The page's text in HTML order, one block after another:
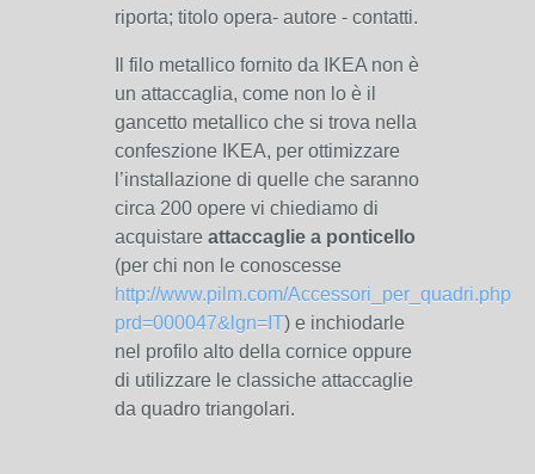
riporta; titolo opera- autore - contatti.
Il filo metallico fornito da IKEA non è
un attaccaglia, come non lo è il
gancetto metallico che si trova nella
confeszione IKEA, per ottimizzare
l’installazione di quelle che saranno
circa 200 opere vi chiediamo di
acquistare attaccaglie a ponticello
(per chi non le conoscesse
http://www.pilm.com/Accessori_per_quadri.php?
prd=000047&lgn=IT) e inchiodarle
nel profilo alto della cornice oppure
di utilizzare le classiche attaccaglie
da quadro triangolari.